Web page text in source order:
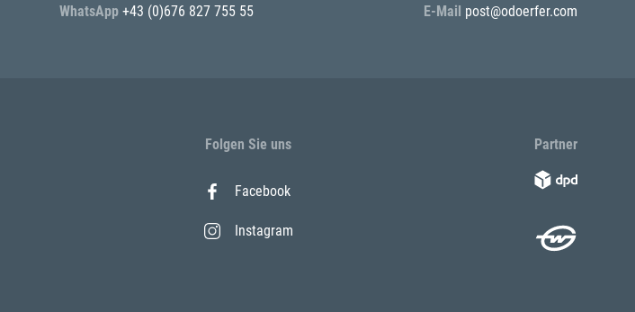
WhatsApp +43 (0)676 827 755 55 E-Mail post@odoerfer.com
Folgen Sie uns
Facebook
Instagram
Partner